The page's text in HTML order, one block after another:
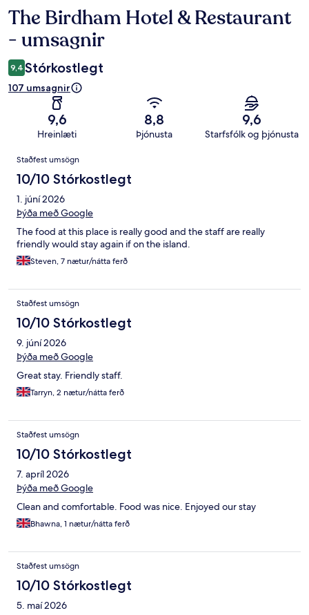
Umsagnir
The Birdham Hotel & Restaurant
- umsagnir
9,4 Stórkostlegt
107 umsagnir
9,6
Hreinlæti
8,8
Þjónusta
9,6
Starfsfólk og þjónusta
Umsagnir
Staðfest umsögn
10/10 Stórkostlegt
1. júní 2026
Þýða með Google
The food at this place is really good and the staff are really
friendly would stay again if on the island.
Steven, 7 nætur/nátta ferð
Staðfest umsögn
10/10 Stórkostlegt
9. júní 2026
Þýða með Google
Great stay. Friendly staff.
Tarryn, 2 nætur/nátta ferð
Staðfest umsögn
10/10 Stórkostlegt
7. apríl 2026
Þýða með Google
Clean and comfortable. Food was nice. Enjoyed our stay
Bhawna, 1 nætur/nátta ferð
Staðfest umsögn
10/10 Stórkostlegt
5. maí 2026